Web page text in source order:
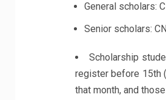
General scholars:
Senior scholars:
Scholarship
register before 15th
that month, and